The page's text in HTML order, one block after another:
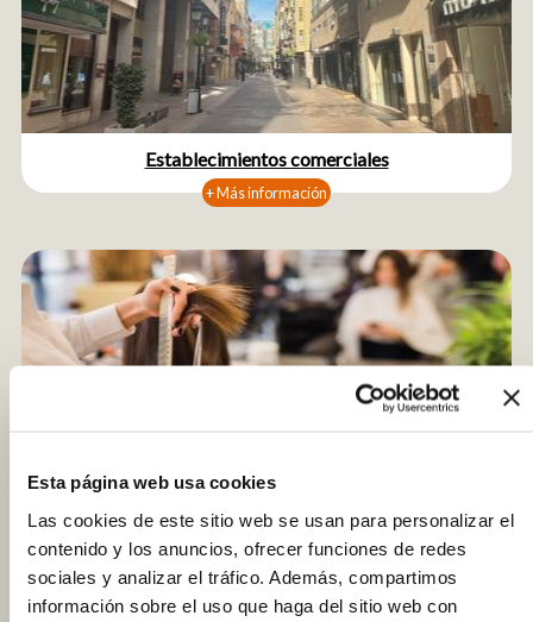
Esta página web usa cookies
Las cookies de este sitio web se usan para personalizar el
contenido y los anuncios, ofrecer funciones de redes
sociales y analizar el tráfico. Además, compartimos
información sobre el uso que haga del sitio web con
Establecimientos comerciales
+ Más información
Establecimientos de servicios
+ Más información